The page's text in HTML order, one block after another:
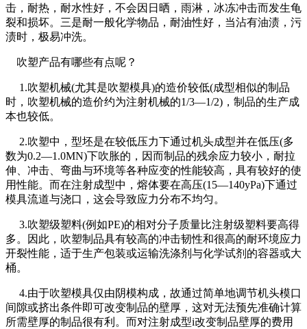
击，耐热，耐水性好，不会因日晒，雨淋，冰冻冲击而发生龟
裂和损坏。三是耐一般化学物品，耐油性好，当沾有油渍，污
渍时，极易冲洗。
吹塑产品有哪些有点呢？
1.吹塑机械(尤其是吹塑模具)的造价较低(成型相似的制品
时，吹塑机械的造价约为注射机械的1/3—1/2)，制品的生产成
本也较低。
2.吹塑中，型坯是在较低压力下通过机头成型并在低压(多
数为0.2—1.0MN)下吹胀的，因而制品的残余应力较小，耐拉
伸、冲击、弯曲与环境等各种应变的性能较高，具有较好的使
用性能。而在注射成型中，熔体要在高压(15—140yPa)下通过
模具流道与浇口，这会导致应力分布不均匀。
3.吹塑级塑料(例如PE)的相对分子质量比注射级塑料要高得
多。因此，吹塑制品具有较高的冲击韧性和很高的耐环境应力
开裂性能，适于生产包装或运输洗涤剂与化学试剂的容器或大
桶。
4.由于吹塑模具仅由阴模构成，故通过简单地调节机头模口
间隙或挤出条件即可改变制品的壁厚，这对无法预先准确计算
所需壁厚的制品很有利。而对注射成型i改变制品壁厚的费用